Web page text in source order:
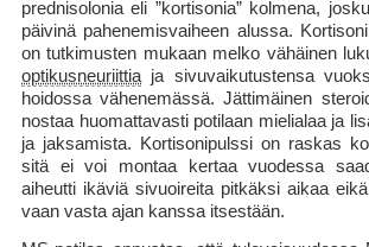
prednisolonia eli ”kortisonia” kolmena,
päivinä pahenemisvaiheen alussa.
on tutkimusten mukaan melko vähäinen
optikus­neuriittiaja sivu­vaikutustensa
hoidossa vähenemässä. Jättimäinen
nostaa huomattavasti potilaan mieli­alaa ja
ja jaksamista. Kortisonipulssi on raskas
sitä ei voi montaa kertaa vuodessa
aiheutti ikäviä sivuoireita pitkäksi aikaa
vaan vasta ajan kanssa itsestään.